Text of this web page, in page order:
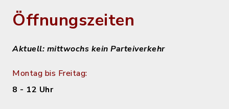
Öffnungszeiten
Aktuell: mittwochs kein Parteiverkehr
Montag bis Freitag:
8 - 12 Uhr